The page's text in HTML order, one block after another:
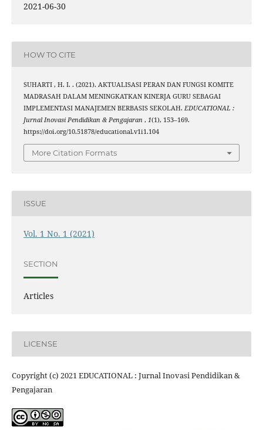
2021-06-30
HOW TO CITE
SUHARTI , H. I. . (2021). AKTUALISASI PERAN DAN FUNGSI KOMITE
MADRASAH DALAM MENINGKATKAN KINERJA GURU SEBAGAI
IMPLEMENTASI MANAJEMEN BERBASIS SEKOLAH. EDUCATIONAL :
Jurnal Inovasi Pendidikan & Pengajaran , 1(1), 153–169.
https://doi.org/10.51878/educational.v1i1.104
More Citation Formats
ISSUE
Vol. 1 No. 1 (2021)
SECTION
Articles
LICENSE
Copyright (c) 2021 EDUCATIONAL : Jurnal Inovasi Pendidikan &
Pengajaran